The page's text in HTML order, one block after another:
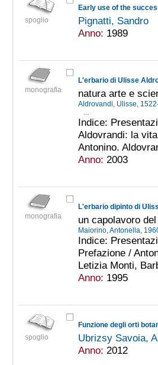
spoglio
Early use of the
Pignatti, Sandro
Anno: 1989
monografia
L'erbario di Ulisse
natura arte e
Aldrovandi, Ulisse,
...
Indice:
Aldovrandi: la
Antonino.
Anno: 2003
monografia
L'erbario dipinto di
un capolavoro
Maiorino, Antonella,
Indice:
Prefazione /
Letizia Monti,
Anno: 1995
spoglio
Ubrizsy Savoia,
Anno: 2012